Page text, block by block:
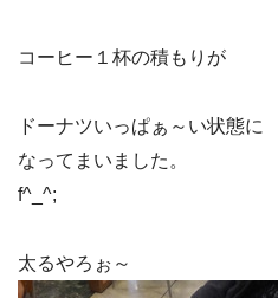
コーヒー１杯の積もりが
ドーナツいっぱぁ～い状態に
なってまいました。
f^_^;
太るやろぉ～